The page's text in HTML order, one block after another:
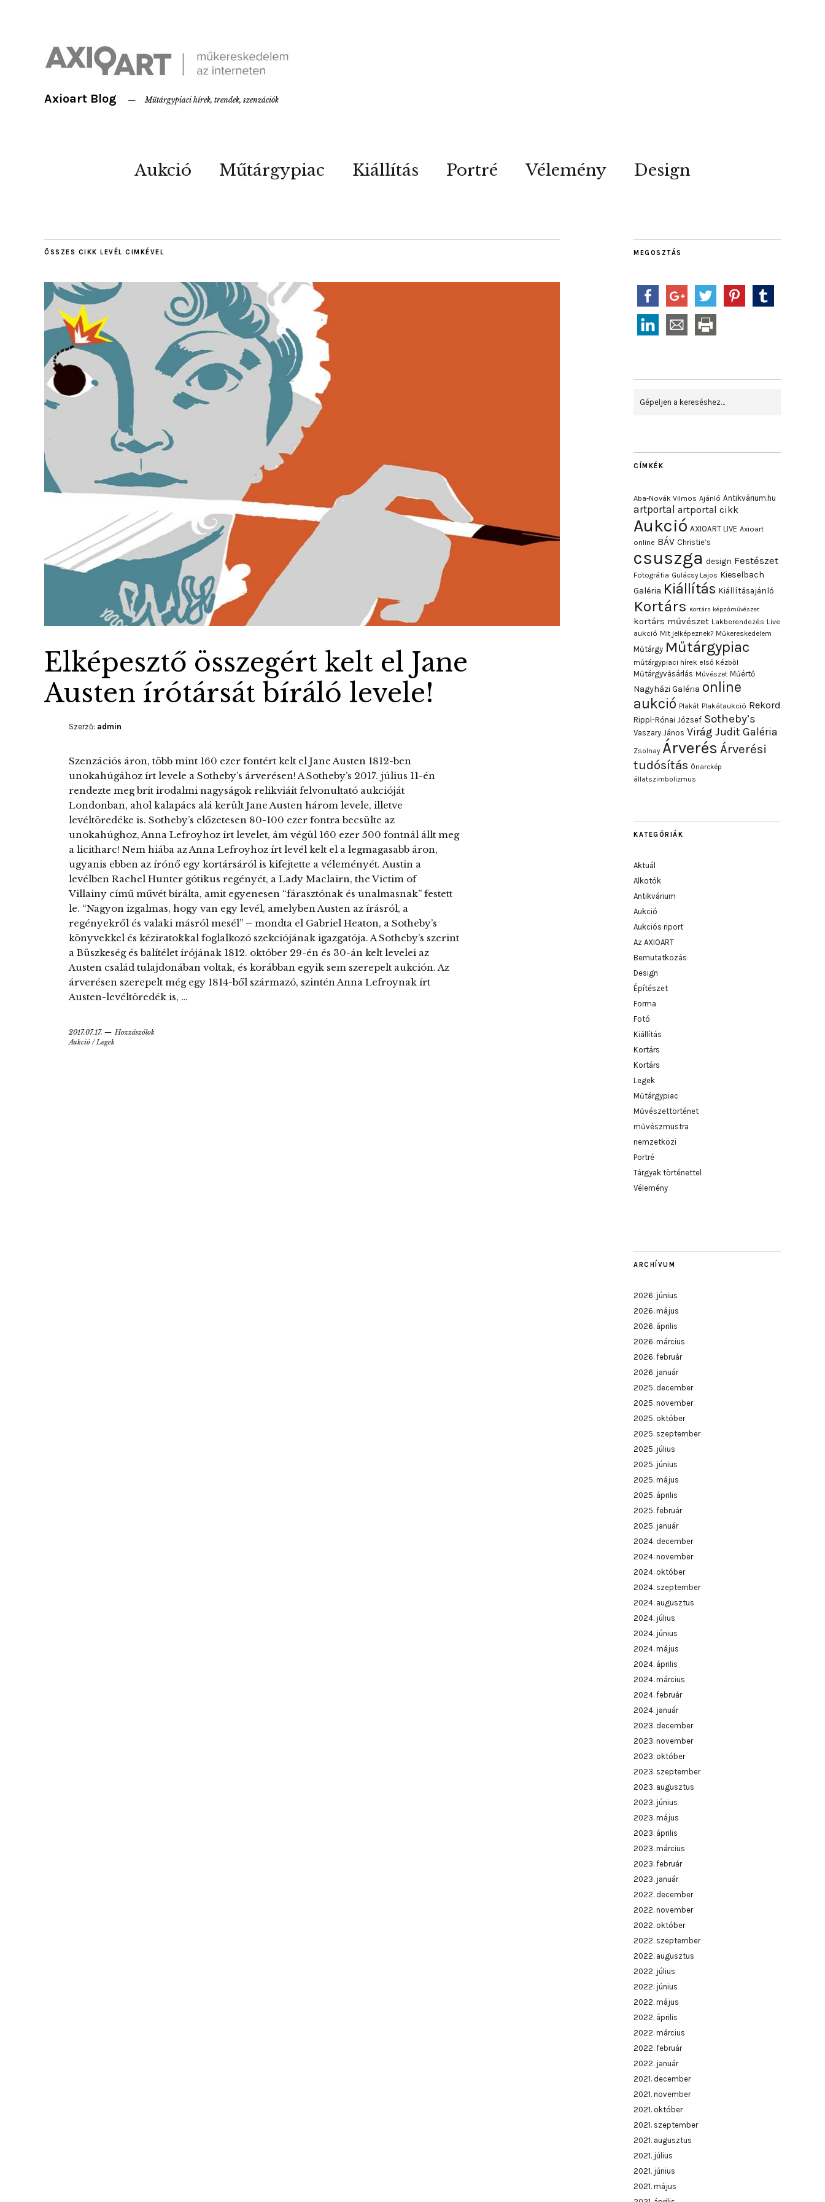
Axioart Blog Műtárgypiaci hírek, trendek, szenzációk
Aukció Műtárgypiac Kiállítás Portré Vélemény Design
ÖSSZES CIKK LEVÉL CIMKÉVEL
Elképesztő összegért kelt el Jane
Austen írótársát bíráló levele!
Szerző: admin
Szenzációs áron, több mint 160 ezer fontért kelt el Jane Austen 1812-ben
unokahúgához írt levele a Sotheby’s árverésen! A Sotheby’s 2017. július 11-én
rendezte meg brit irodalmi nagyságok relikviáit felvonultató aukcióját
Londonban, ahol kalapács alá került Jane Austen három levele, illetve
levéltöredéke is. Sotheby’s előzetesen 80-100 ezer fontra becsülte az
unokahúghoz, Anna Lefroyhoz írt levelet, ám végül 160 ezer 500 fontnál állt meg
a licitharc! Nem hiába az Anna Lefroyhoz írt levél kelt el a legmagasabb áron,
ugyanis ebben az írónő egy kortársáról is kifejtette a véleményét. Austin a
levélben Rachel Hunter gótikus regényét, a Lady Maclairn, the Victim of
Villainy című művét bírálta, amit egyenesen “fárasztónak és unalmasnak” festett
le. “Nagyon izgalmas, hogy van egy levél, amelyben Austen az írásról, a
regényekről és valaki másról mesél” – mondta el Gabriel Heaton, a Sotheby’s
könyvekkel és kéziratokkal foglalkozó szekciójának igazgatója. A Sotheby’s szerint
a Büszkeség és balítélet írójának 1812. október 29-én és 30-án kelt levelei az
Austen család tulajdonában voltak, és korábban egyik sem szerepelt aukción. Az
árverésen szerepelt még egy 1814-ből származó, szintén Anna Lefroynak írt
Austen-levéltöredék is, …
2017.07.17.
Hozzászólok
Aukció /Legek
MEGOSZTÁS
CÍMKÉK
Aba-Novák Vilmos Ajánló Antikvárium.hu
artportal artportal cikk
Aukció AXIOART LIVE Axioart
online BÁV Christie’s
csuszga design Festészet
Fotográfia Gulácsy Lajos Kieselbach
Galéria Kiállítás Kiállításajánló
Kortárs Kortárs képzőművészet
kortárs művészet Lakberendezés Live
aukció Mit jelképeznek? Műkereskedelem
Műtárgy Műtárgypiac
műtárgypiaci hírek első kézből
Műtárgyvásárlás Művészet Műértő
Nagyházi Galéria online
aukció Plakát Plakátaukció Rekord
Rippl-Rónai József Sotheby’s
Vaszary János Virág Judit Galéria
Zsolnay Árverés Árverési
tudósítás Önarckép
állatszimbolizmus
KATEGÓRIÁK
Aktuál
Alkotók
Antikvárium
Aukció
Aukciós riport
Az AXIOART
Bemutatkozás
Design
Építészet
Forma
Fotó
Kiállítás
Kortárs
Kortárs
Legek
Műtárgypiac
Művészettörténet
művészmustra
nemzetközi
Portré
Tárgyak történettel
Vélemény
ARCHÍVUM
2026. június
2026. május
2026. április
2026. március
2026. február
2026. január
2025. december
2025. november
2025. október
2025. szeptember
2025. július
2025. június
2025. május
2025. április
2025. február
2025. január
2024. december
2024. november
2024. október
2024. szeptember
2024. augusztus
2024. július
2024. június
2024. május
2024. április
2024. március
2024. február
2024. január
2023. december
2023. november
2023. október
2023. szeptember
2023. augusztus
2023. június
2023. május
2023. április
2023. március
2023. február
2023. január
2022. december
2022. november
2022. október
2022. szeptember
2022. augusztus
2022. július
2022. június
2022. május
2022. április
2022. március
2022. február
2022. január
2021. december
2021. november
2021. október
2021. szeptember
2021. augusztus
2021. július
2021. június
2021. május